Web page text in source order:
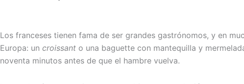
Los franceses tienen fama de ser grandes gastrónomos, y en
Europa: un croissant o una baguette con mantequilla y
noventa minutos antes de que el hambre vuelva.